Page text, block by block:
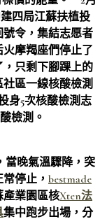
四局江蘇扶植投
令，集結志愿者
摩羯座們停止了
只剩下腳踝上的
區一線核酸檢測
身5次核酸檢測志
檢測。
晚氣溫驟降，突
停止， bestmade
產業園區核Xten法
集中跑步出場，分